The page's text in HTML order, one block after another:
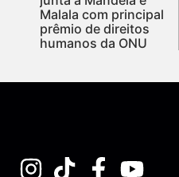
Malala com principal
prêmio de direitos
humanos da ONU